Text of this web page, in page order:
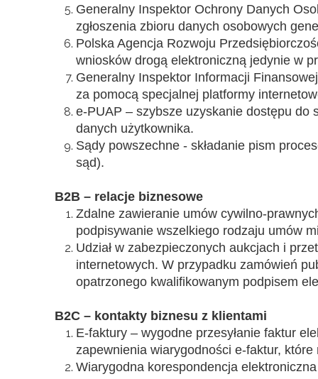
Generalny Inspektor Ochrony Danych
zgłoszenia zbioru danych osobowych
Polska Agencja Rozwoju
wniosków drogą elektroniczną jedynie w
Generalny Inspektor Informacji
za pomocą specjalnej platformy
e-PUAP – szybsze uzyskanie dostępu do
danych użytkownika.
Sądy powszechne - składanie pism
sąd).
B2B – relacje biznesowe
Zdalne zawieranie umów cywilno-
podpisywanie wszelkiego rodzaju umów
Udział w zabezpieczonych aukcjach i
internetowych. W przypadku zamówień
opatrzonego kwalifikowanym podpisem
B2C – kontakty biznesu z klientami
E-faktury – wygodne przesyłanie faktur
zapewnienia wiarygodności e-faktur,
Wiarygodna korespondencja